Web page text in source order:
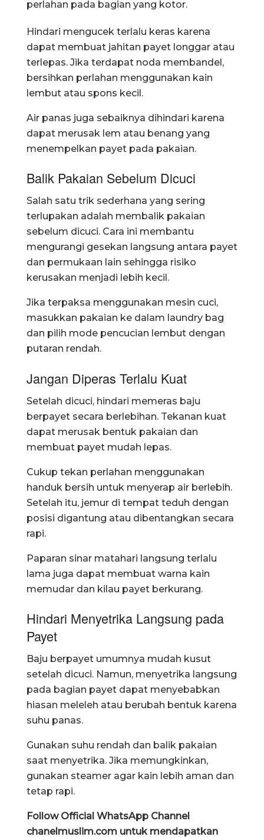
perlahan pada bagian yang kotor.
Hindari mengucek terlalu keras karena
dapat membuat jahitan payet longgar atau
terlepas. Jika terdapat noda membandel,
bersihkan perlahan menggunakan kain
lembut atau spons kecil.
Air panas juga sebaiknya dihindari karena
dapat merusak lem atau benang yang
menempelkan payet pada pakaian.
Balik Pakaian Sebelum Dicuci
Salah satu trik sederhana yang sering
terlupakan adalah membalik pakaian
sebelum dicuci. Cara ini membantu
mengurangi gesekan langsung antara payet
dan permukaan lain sehingga risiko
kerusakan menjadi lebih kecil.
Jika terpaksa menggunakan mesin cuci,
masukkan pakaian ke dalam laundry bag
dan pilih mode pencucian lembut dengan
putaran rendah.
Jangan Diperas Terlalu Kuat
Setelah dicuci, hindari memeras baju
berpayet secara berlebihan. Tekanan kuat
dapat merusak bentuk pakaian dan
membuat payet mudah lepas.
Cukup tekan perlahan menggunakan
handuk bersih untuk menyerap air berlebih.
Setelah itu, jemur di tempat teduh dengan
posisi digantung atau dibentangkan secara
rapi.
Paparan sinar matahari langsung terlalu
lama juga dapat membuat warna kain
memudar dan kilau payet berkurang.
Hindari Menyetrika Langsung pada
Payet
Baju berpayet umumnya mudah kusut
setelah dicuci. Namun, menyetrika langsung
pada bagian payet dapat menyebabkan
hiasan meleleh atau berubah bentuk karena
suhu panas.
Gunakan suhu rendah dan balik pakaian
saat menyetrika. Jika memungkinkan,
gunakan steamer agar kain lebih aman dan
tetap rapi.
Follow Official WhatsApp Channel
chanelmuslim.com untuk mendapatkan